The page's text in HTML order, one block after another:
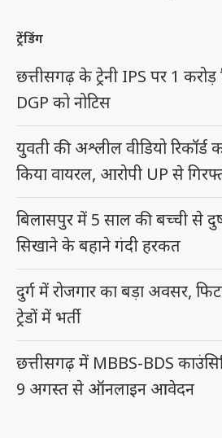
ट्रेंडिंग
छत्तीसगढ़ के ट्रेनी IPS पर 1
DGP को नोटिस
युवती की अश्लील वीडियो रिकॉर्ड
किया वायरल, आरोपी UP से
बिलासपुर में 5 साल की बच्ची से
सिखाने के बहाने गंदी हरकत
दुर्ग में रोजगार का बड़ा अवसर,
ट्रेडों में भर्ती
छत्तीसगढ़ में MBBS-BDS
9 अगस्त से ऑनलाइन आवेदन